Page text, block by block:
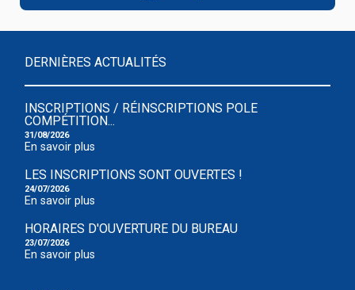
DERNIÈRES ACTUALITÉS
INSCRIPTIONS / RÉINSCRIPTIONS POLE
COMPÉTITION...
31/08/2026
En savoir plus
LES INSCRIPTIONS SONT OUVERTES !
24/07/2026
En savoir plus
HORAIRES D'OUVERTURE DU BUREAU
23/07/2026
En savoir plus